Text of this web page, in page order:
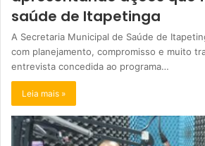
saúde de Itapetinga
A Secretaria Municipal de Saúde de
com planejamento, compromisso e muito
entrevista concedida ao programa…
Leia mais »